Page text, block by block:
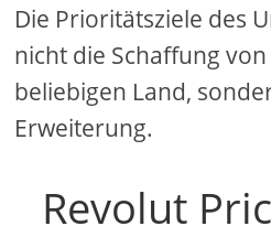
Die Prioritätsziele des
nicht die Schaffung
beliebigen Land,
Erweiterung.
Revolut